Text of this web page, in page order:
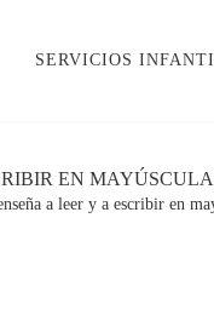
SERVICIOS
EN
a leer y a escribir en